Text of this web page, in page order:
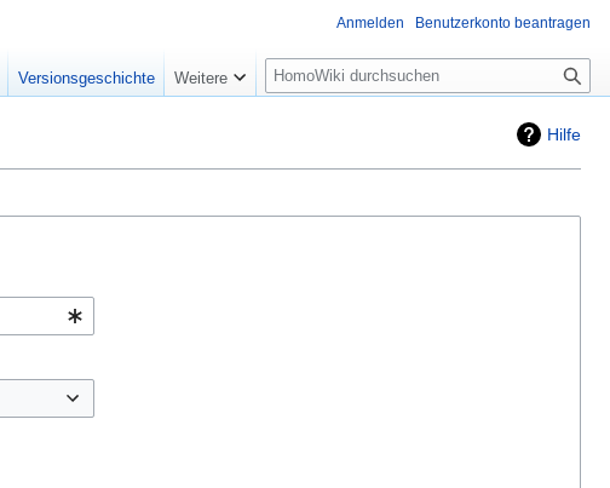
Hilfe
Anmelden Benutzerkonto beantragen
Versionsgeschichte Weitere
Suche